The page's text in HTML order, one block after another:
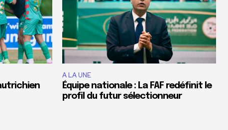
A LA UNE
Équipe nationale : La FAF redéfinit le
profil du futur sélectionneur